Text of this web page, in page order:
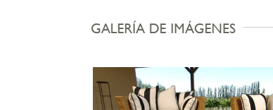
GALERÍA DE IMÁGENES